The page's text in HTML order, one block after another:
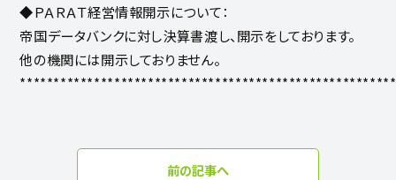
◆ＰＡＲＡＴ経営情報開示について：
帝国データバンクに対し決算書渡し、開示をしております。
他の機関には開示しておりません。
前の記事へ